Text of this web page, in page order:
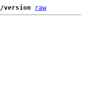
/version
raw